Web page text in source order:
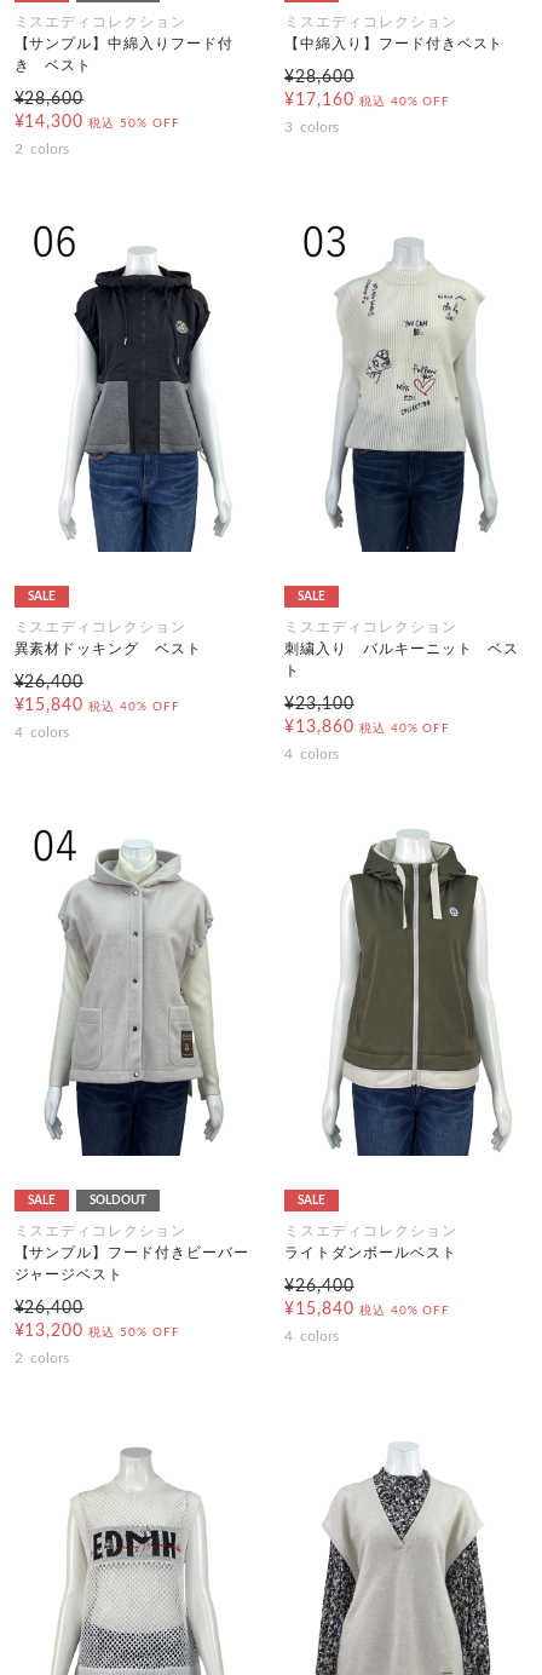
ミスエディコレクション
【サンプル】中綿入りフード付
き ベスト
¥28,600
¥14,300 税込 50% OFF
2 colors
ミスエディコレクション
【中綿入り】フード付きベスト
¥28,600
¥17,160 税込 40% OFF
3 colors
SALE
ミスエディコレクション
異素材ドッキング ベスト
¥26,400
¥15,840 税込 40% OFF
4 colors
SALE
ミスエディコレクション
刺繍入り バルキーニット ベス
ト
¥23,100
¥13,860 税込 40% OFF
4 colors
SALE SOLDOUT
ミスエディコレクション
【サンプル】フード付きビーバー
ジャージベスト
¥26,400
¥13,200 税込 50% OFF
2 colors
SALE
ミスエディコレクション
ライトダンボールベスト
¥26,400
¥15,840 税込 40% OFF
4 colors